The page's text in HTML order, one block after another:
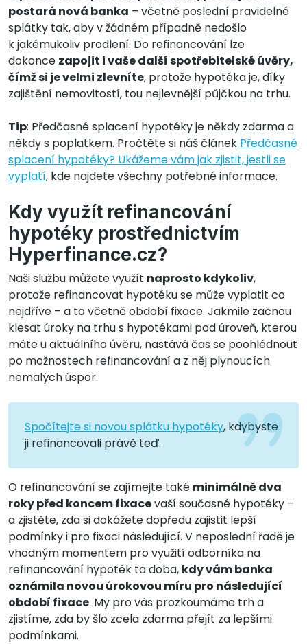
postará nová banka – včetně poslední pravidelné
splátky tak, aby v žádném případně nedošlo
k jakémukoliv prodlení. Do refinancování lze
dokonce zapojit i vaše další spotřebitelské úvěry,
čímž si je velmi zlevníte, protože hypotéka je, díky
zajištění nemovitostí, tou nejlevnější půjčkou na trhu.
Tip: Předčasné splacení hypotéky je někdy zdarma a
někdy s poplatkem. Pročtěte si náš článek Předčasné
splacení hypotéky? Ukážeme vám jak zjistit, jestli se
vyplatí, kde najdete všechny potřebné informace.
Kdy využít refinancování
hypotéky prostřednictvím
Hyperfinance.cz?
Naši službu můžete využít naprosto kdykoliv,
protože refinancovat hypotéku se může vyplatit co
nejdříve – a to včetně období fixace. Jakmile začnou
klesat úroky na trhu s hypotékami pod úroveň, kterou
máte u aktuálního úvěru, nastává čas se poohlédnout
po možnostech refinancování a z něj plynoucích
nemalých úspor.
Spočítejte si novou splátku hypotéky, kdybyste
ji refinancovali právě teď.
O refinancování se zajímejte také minimálně dva
roky před koncem fixacevaší současné hypotéky –
a zjistěte, zda si dokážete dopředu zajistit lepší
podmínky i pro fixaci následující. V neposlední řadě je
vhodným momentem pro využití odborníka na
refinancování hypoték ta doba, kdy vám banka
oznámila novou úrokovou míru pro následující
období fixace. My pro vás prozkoumáme trh a
zjistíme, zda by šlo zcela zdarma přejít za lepšími
podmínkami.